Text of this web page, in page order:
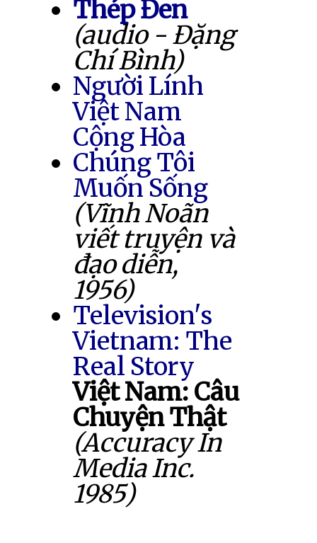
Thép Đen
(audio - Đặng
Chí Bình)
Người Lính
Việt Nam
Cộng Hòa
Chúng Tôi
Muốn Sống
(Vĩnh Noãn
viết truyện và
đạo diễn,
1956)
Television's
Vietnam: The
Real Story
Việt Nam: Câu
Chuyện Thật
(Accuracy In
Media Inc.
1985)